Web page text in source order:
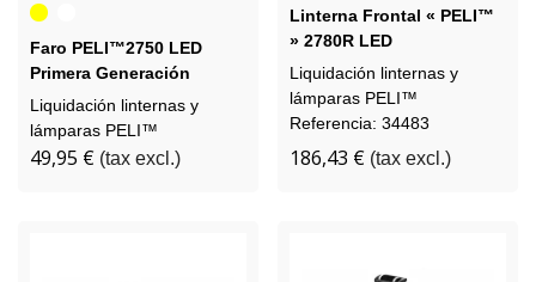
Amarillo
Faro PELI™2750 LED
Primera Generación
Reacondicionado
Liquidación linternas y
lámparas PELI™
49,95 € (tax excl.)
Linterna Frontal « PELI™
» 2780R LED
Liquidación linternas y
lámparas PELI™
Referencia: 34483
186,43 € (tax excl.)